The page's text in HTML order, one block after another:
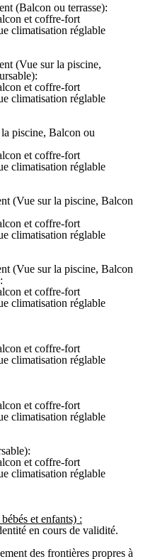
(Balcon ou terrasse):
et coffre-fort
climatisation réglable
(Vue sur la piscine,
et coffre-fort
climatisation réglable
piscine, Balcon ou
et coffre-fort
climatisation réglable
(Vue sur la piscine, Balcon
et coffre-fort
climatisation réglable
(Vue sur la piscine, Balcon
et coffre-fort
climatisation réglable
et coffre-fort
climatisation réglable
et coffre-fort
climatisation réglable
et coffre-fort
climatisation réglable
et enfants) :
en cours de validité.
des frontières propres à